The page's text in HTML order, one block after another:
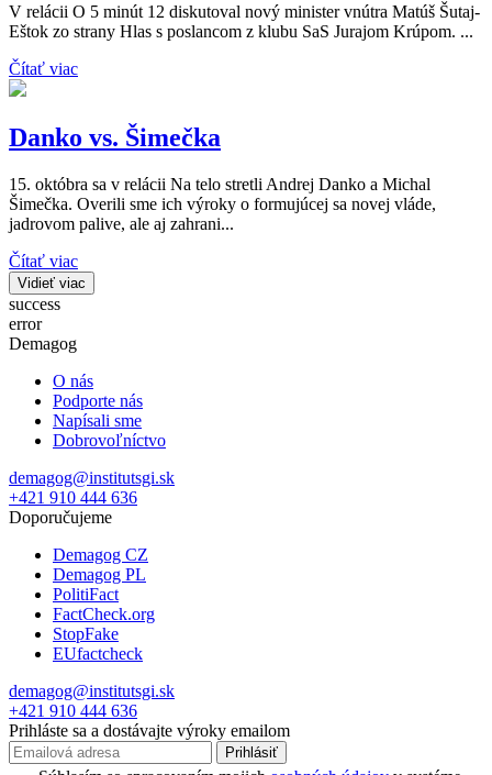
V relácii O 5 minút 12 diskutoval nový minister vnútra Matúš Šutaj-
Eštok zo strany Hlas s poslancom z klubu SaS Jurajom Krúpom. ...
Čítať viac
Danko vs. Šimečka
15. októbra sa v relácii Na telo stretli Andrej Danko a Michal
Šimečka. Overili sme ich výroky o formujúcej sa novej vláde,
jadrovom palive, ale aj zahrani...
Čítať viac
Vidieť viac
success
error
Demagog
O nás
Podporte nás
Napísali sme
Dobrovoľníctvo
demagog@institutsgi.sk
+421 910 444 636
Doporučujeme
Demagog CZ
Demagog PL
PolitiFact
FactCheck.org
StopFake
EUfactcheck
demagog@institutsgi.sk
+421 910 444 636
Prihláste sa a dostávajte výroky emailom
Prihlásiť